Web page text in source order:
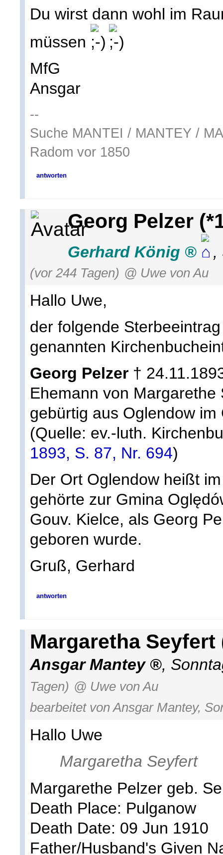
Du wirst dann wohl im
müssen
MfG
Ansgar
--
Suche MANTEI / MANTEY /
Radom vor 1850
antworten
Georg Pelzer
Gerhard König ,
(vor 244 Tagen) @ Uwe von Au
Hallo Uwe,
der folgende
genannten
Georg Pelzer †
Ehemann von
gebürtig aus Oglendow
(Quelle: ev.-luth.
1893, S. 87, Nr. 694)
Der Ort Oglendow heißt
gehörte zur Gmina
Gouv. Kielce, als Georg
geboren wurde.
Gruß, Gerhard
antworten
Margaretha Seyfert
Ansgar Mantey ,
Tagen) @ Uwe von Au
bearbeitet von Ansgar Mantey,
Hallo Uwe
Margaretha Seyfert
Margarethe Pelzer geb.
Death Place: Pulganow
Death Date: 09 Jun 1910
Father/Husband's Given